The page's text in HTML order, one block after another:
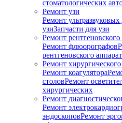
стоматологических
Ремонт узи
Ремонт ультразвуковых
узиЗапчасти для узи
Ремонт
Ремонт флюорографов
рентгеновского
Ремонт
Ремонт коагулятора
столовРемонт
хирургических
Ремонт
Ремонт
эндоскоповРемонт